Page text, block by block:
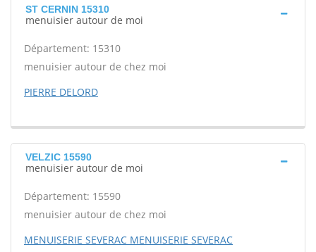
ST CERNIN 15310
menuisier autour de moi
Département: 15310
menuisier autour de chez moi
PIERRE DELORD
VELZIC 15590
menuisier autour de moi
Département: 15590
menuisier autour de chez moi
MENUISERIE SEVERAC MENUISERIE SEVERAC